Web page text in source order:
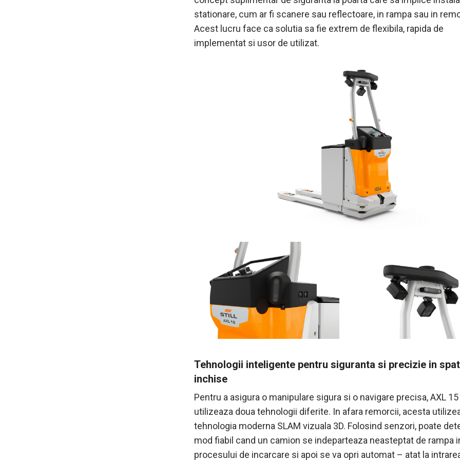
stationare, cum ar fi scanere sau reflectoare, in rampa sau in
Acest lucru face ca solutia sa fie extrem de flexibila, rapida de
implementat si usor de utilizat.
Tehnologii inteligente pentru siguranta si precizie in
inchise
Pentru a asigura o manipulare sigura si o navigare precisa, AXL 15
utilizeaza doua tehnologii diferite. In afara remorcii, acesta
tehnologia moderna SLAM vizuala 3D. Folosind senzori, poate
mod fiabil cand un camion se indeparteaza neasteptat de rampa
procesului de incarcare si apoi se va opri automat – atat la